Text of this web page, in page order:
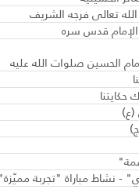
تعالى فرجه الشريف
قدس سره
الحسين صلوات الله عليه
(ع)
نشاط مباراة "تجربة مميّزة"